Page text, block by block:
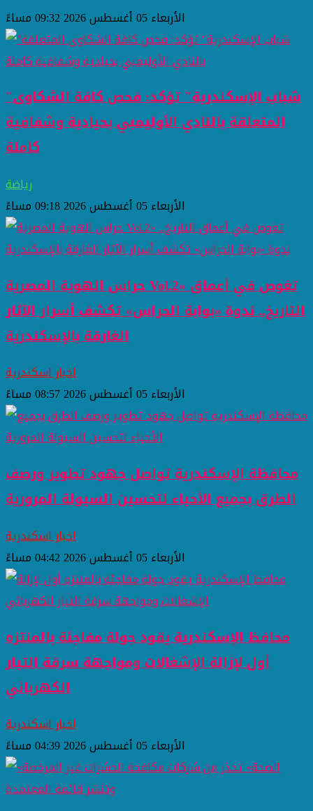
الأربعاء 05 أغسطس 2026 09:32 مساءً
"شباب الإسكندرية" تؤكد: فحص كافة الشكاوى
المتعلقة بالنادي الأوليمبي بحيادية وشفافية
كاملة
رياضة
الأربعاء 05 أغسطس 2026 09:18 مساءً
حراس الهوية المصرية Vol.2» تغوص في أعماق
التاريخ.. ندوة «بوابة الحراس» تكشف أسرار الآثار
الغارقة بالإسكندرية
اخبار اسكندرية
الأربعاء 05 أغسطس 2026 08:57 مساءً
محافظة الإسكندرية تواصل جهود تطوير ورصف
الطرق بجميع الأحياء لتحسين السيولة المرورية
اخبار اسكندرية
الأربعاء 05 أغسطس 2026 04:42 مساءً
محافظ الإسكندرية يقود جولة مفاجئة بالمنتزه
أول لإزالة الإشغالات ومواجهة سرقة التيار
الكهربائي
اخبار اسكندرية
الأربعاء 05 أغسطس 2026 04:39 مساءً